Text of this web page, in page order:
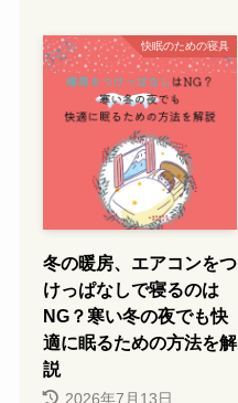
快眠のための寝具
冬の暖房、エアコンをつ
けっぱなしで寝るのは
NG？寒い冬の夜でも快
適に眠るための方法を解
説
2026年7月13日